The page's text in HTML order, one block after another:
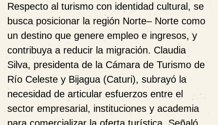
Respecto al turismo con identidad cultural, se
busca posicionar la región Norte– Norte como
un destino que genere empleo e ingresos, y
contribuya a reducir la migración. Claudia
Silva, presidenta de la Cámara de Turismo de
Río Celeste y Bijagua (Caturi), subrayó la
necesidad de articular esfuerzos entre el
sector empresarial, instituciones y academia